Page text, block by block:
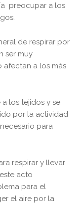
preocupar a los
de respirar por
ser muy
afectan a los más
los tejidos y se
por la actividad
para
respirar y llevar
acto
para el
el aire por la